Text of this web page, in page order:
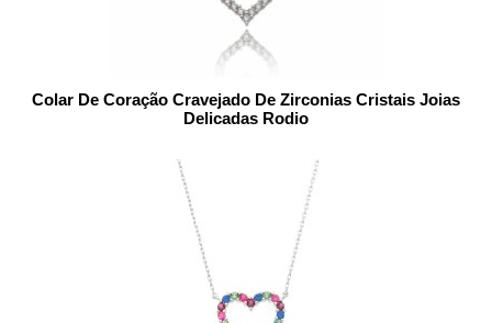
Colar De Coração Cravejado De Zirconias Cristais Joias
Delicadas Rodio